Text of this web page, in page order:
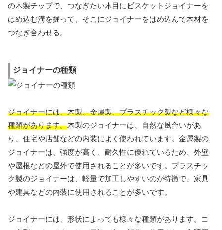
の木製チップで、つなぎたい木目にビスケットジョイナーを
はめ込む溝を掘って、そこにジョイナーをはめ込んで木材を
つなぎ合わせる。
ジョイナーの種類
ジョイナーには、木製、金属製、プラスチック製など様々な
種類があります。木製のジョイナーは、自然な風合いがあ
り、住宅や店舗などの内装によく使われています。金属製の
ジョイナーは、強度が高く、耐久性に優れているため、外壁
や屋根などの屋外で使用されることが多いです。プラスチッ
ク製のジョイナーは、軽量で加工しやすいのが特徴で、家具
や建具などの内装に使用されることが多いです。
ジョイナーには、形状によっても様々な種類があります。コ